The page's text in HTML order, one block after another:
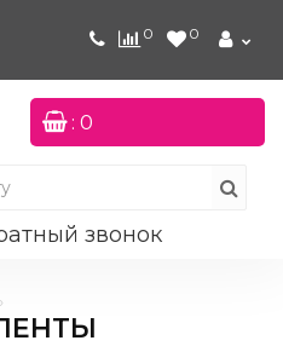
0 0
: 0
звонок